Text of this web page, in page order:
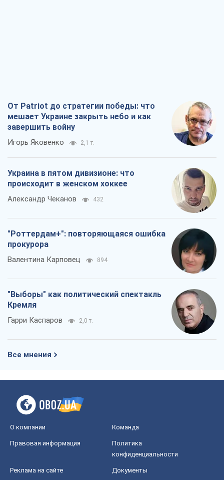
От Patriot до стратегии победы: что
мешает Украине закрыть небо и как
завершить войну
Игорь Яковенко 2,1 т.
Украина в пятом дивизионе: что
происходит в женском хоккее
Александр Чеканов 432
"Роттердам+": повторяющаяся ошибка
прокурора
Валентина Карповец 894
"Выборы" как политический спектакль
Кремля
Гарри Каспаров 2,0 т.
Все мнения
О компании Команда
Правовая информация
Политика
конфиденциальности
Реклама на сайте Документы